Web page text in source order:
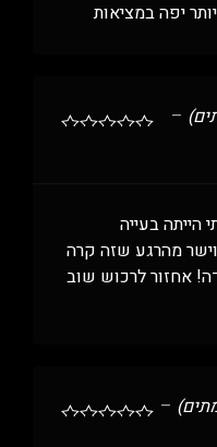
יפה במציאות
–
הייתה בעייה
מהרגע שזה קרה
אחזור לרכוש שוב
–